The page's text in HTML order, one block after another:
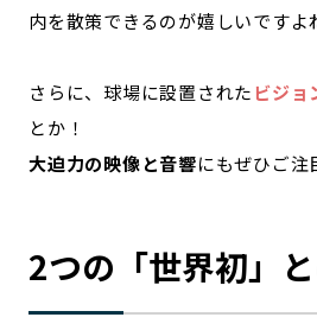
内を散策できるのが嬉しいですよ
さらに、球場に設置されたビジョ
とか！
大迫力の映像と音響にもぜひご注
2つの「世界初」